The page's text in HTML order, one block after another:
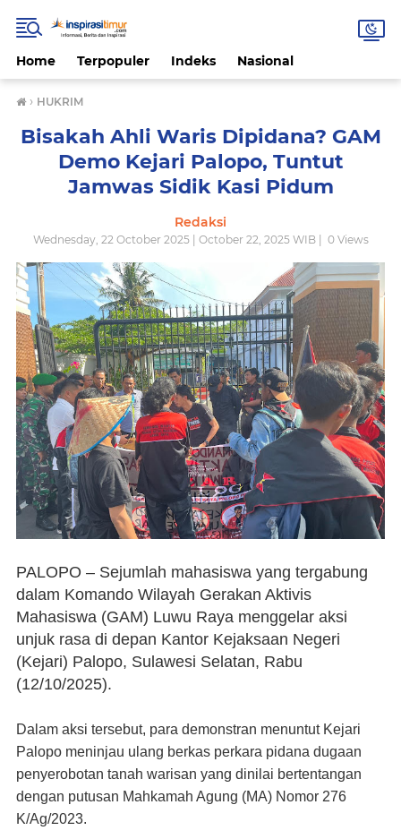
Home Terpopuler Indeks Nasional
› HUKRIM
Bisakah Ahli Waris Dipidana? GAM
Demo Kejari Palopo, Tuntut
Jamwas Sidik Kasi Pidum
Redaksi
Wednesday, 22 October 2025 | October 22, 2025 WIB | 0Views
PALOPO – Sejumlah mahasiswa yang tergabung
dalam Komando Wilayah Gerakan Aktivis
Mahasiswa (GAM) Luwu Raya menggelar aksi
unjuk rasa di depan Kantor Kejaksaan Negeri
(Kejari) Palopo, Sulawesi Selatan, Rabu
(12/10/2025).
Dalam aksi tersebut, para demonstran menuntut Kejari
Palopo meninjau ulang berkas perkara pidana dugaan
penyerobotan tanah warisan yang dinilai bertentangan
dengan putusan Mahkamah Agung (MA) Nomor 276
K/Ag/2023.